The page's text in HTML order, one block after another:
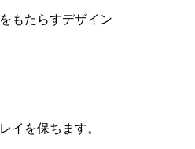
もたらすデザイン
イを保ちます。